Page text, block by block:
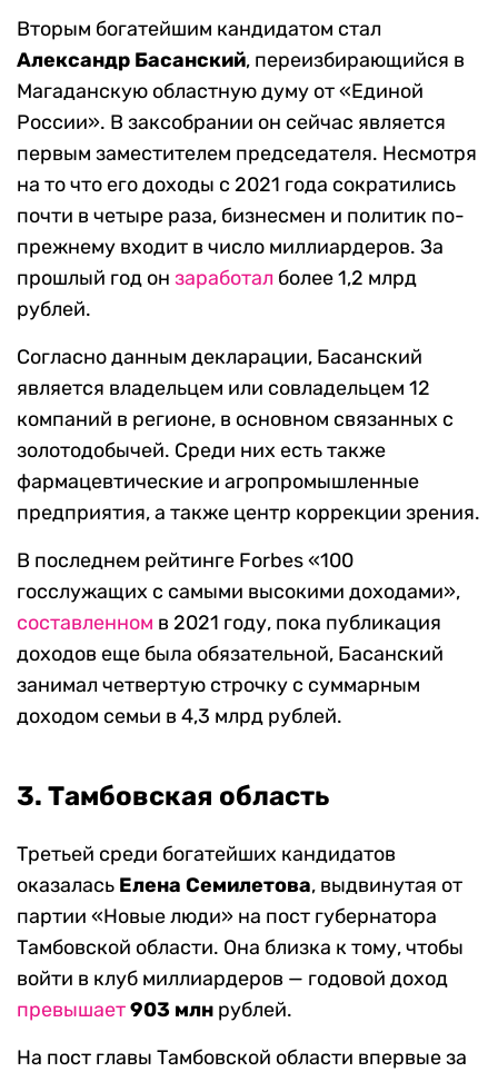
Вторым богатейшим кандидатом стал
Александр Басанский, переизбирающийся в
Магаданскую областную думу от «Единой
России». В заксобрании он сейчас является
первым заместителем председателя. Несмотря
на то что его доходы с 2021 года сократились
почти в четыре раза, бизнесмен и политик по-
прежнему входит в число миллиардеров. За
прошлый год он заработал более 1,2 млрд
рублей.
Согласно данным декларации, Басанский
является владельцем или совладельцем 12
компаний в регионе, в основном связанных с
золотодобычей. Среди них есть также
фармацевтические и агропромышленные
предприятия, а также центр коррекции зрения.
В последнем рейтинге Forbes «100
госслужащих с самыми высокими доходами»,
составленном в 2021 году, пока публикация
доходов еще была обязательной, Басанский
занимал четвертую строчку с суммарным
доходом семьи в 4,3 млрд рублей.
3. Тамбовская область
Третьей среди богатейших кандидатов
оказалась Елена Семилетова, выдвинутая от
партии «Новые люди» на пост губернатора
Тамбовской области. Она близка к тому, чтобы
войти в клуб миллиардеров — годовой доход
превышает903 млн рублей.
На пост главы Тамбовской области впервые за